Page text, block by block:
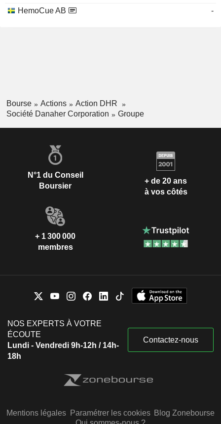
HemoCue AB -
Bourse Actions
Action DHR
Société Danaher Corporation
Groupe
N°1 du Conseil
Boursier
+ de 20 ans
à vos côtés
+ 1 300 000
membres
NOS EXPERTS À VOTRE
ÉCOUTE
Lundi - Vendredi 9h-12h / 14h-
18h
Contactez-nous
Mentions légales Paramétrer les cookies Blog Zonebourse